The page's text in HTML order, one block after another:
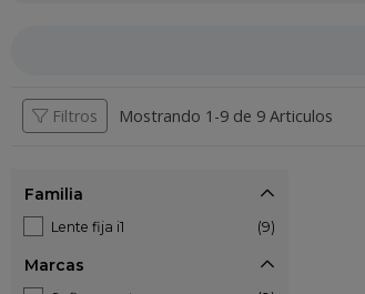
Filtros Mostrando 1-9 de 9 Articulos
Familia
Lente fija i1 (9)
Marcas